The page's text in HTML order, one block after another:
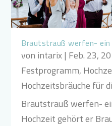
Brautstrauß werfen- ein
von intarix| Feb. 23,
Festprogramm,
Hochzeitsbräuche für
Brautstrauß werfen-
Hochzeit gehört er